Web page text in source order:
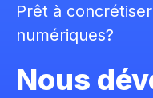
Prêt à
numériques?
Nous